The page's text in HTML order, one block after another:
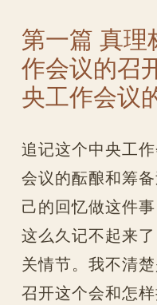
第一篇 真理
作会议的召
央工作会议
追记这个中央工
会议的酝酿和筹
己的回忆做这件
这么久记不起来
关情节。我不清
召开这个会和怎